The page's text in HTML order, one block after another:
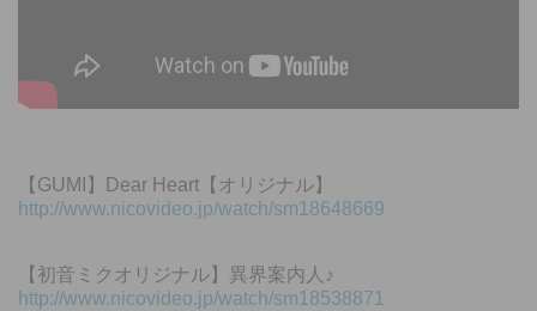
【GUMI】Dear Heart【オリジナル】
http://www.nicovideo.jp/watch/sm18648669
【初音ミクオリジナル】異界案内人♪
http://www.nicovideo.jp/watch/sm18538871